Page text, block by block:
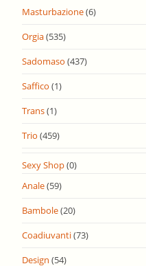
Masturbazione(6)
Orgia(535)
Sadomaso (437)
Saffico (1)
Trans(1)
Trio (459)
Sexy Shop(0)
Anale(59)
Bambole(20)
Coadiuvanti(73)
Design (54)